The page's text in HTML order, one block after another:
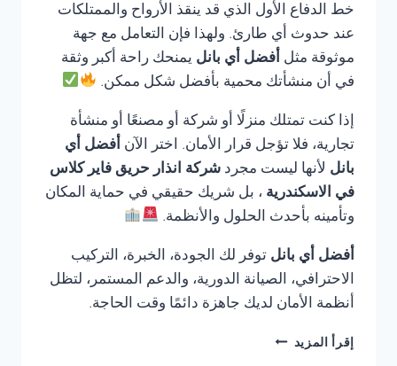
خط الدفاع الأول الذي قد ينقذ الأرواح والممتلكات
عند حدوث أي طارئ. ولهذا فإن التعامل مع جهة
موثوقة مثل أفضل أي بانل يمنحك راحة أكبر وثقة
في أن منشأتك محمية بأفضل شكل ممكن.
إذا كنت تمتلك منزلًا أو شركة أو مصنعًا أو منشأة
تجارية، فلا تؤجل قرار الأمان. اختر الآن أفضل أي
بانل لأنها ليست مجرد شركة انذار حريق فاير كلاس
في الاسكندرية ، بل شريك حقيقي في حماية المكان
وتأمينه بأحدث الحلول والأنظمة.
أفضل أي بانل توفر لك الجودة، الخبرة، التركيب
الاحترافي، الصيانة الدورية، والدعم المستمر، لتظل
أنظمة الأمان لديك جاهزة دائمًا وقت الحاجة.
إقرأ المزيد شركة